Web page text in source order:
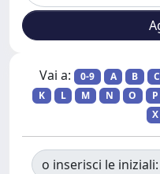
Vai a: 0-9 A B C
K
L M N O P
X
o inserisci le iniziali: